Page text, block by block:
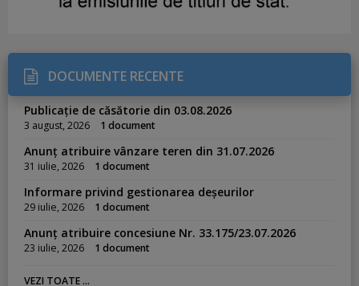
DOCUMENTE RECENTE
Publicație de căsătorie din 03.08.2026
3 august, 2026 1 document
Anunț atribuire vânzare teren din 31.07.2026
31 iulie, 2026 1 document
Informare privind gestionarea deșeurilor
29 iulie, 2026 1 document
Anunț atribuire concesiune Nr. 33.175/23.07.2026
23 iulie, 2026 1 document
VEZI TOATE ...